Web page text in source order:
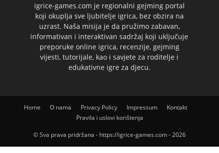
igrice-games.com je regionalni gejming portal
koji okuplja sve ljubitelje igrica, bez obzira na
uzrast. Naša misija je da pružimo zabavan,
informativan i interaktivan sadržaj koji uključuje
preporuke online igrica, recenzije, gejming
vijesti, tutorijale, kao i savjete za roditelje i
edukativne igre za djecu.
Home O nama Privacy Policy Impressum
Kontakt
Pravila i uslovi korištenja
© Sva prava pridržana - https://igrice-games.com - 2026